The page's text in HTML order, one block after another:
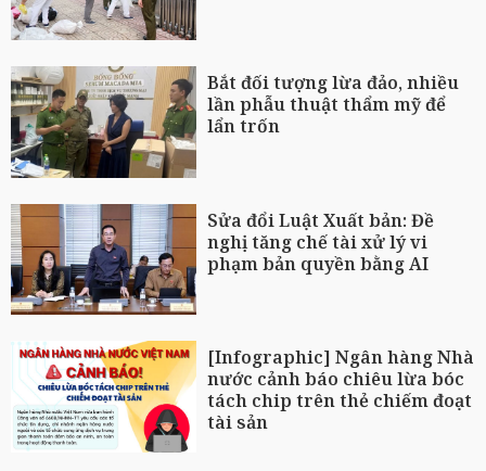
Bắt đối tượng lừa đảo, nhiều
lần phẫu thuật thẩm mỹ để
lẩn trốn
Sửa đổi Luật Xuất bản: Đề
nghị tăng chế tài xử lý vi
phạm bản quyền bằng AI
[Infographic] Ngân hàng Nhà
nước cảnh báo chiêu lừa bóc
tách chip trên thẻ chiếm đoạt
tài sản